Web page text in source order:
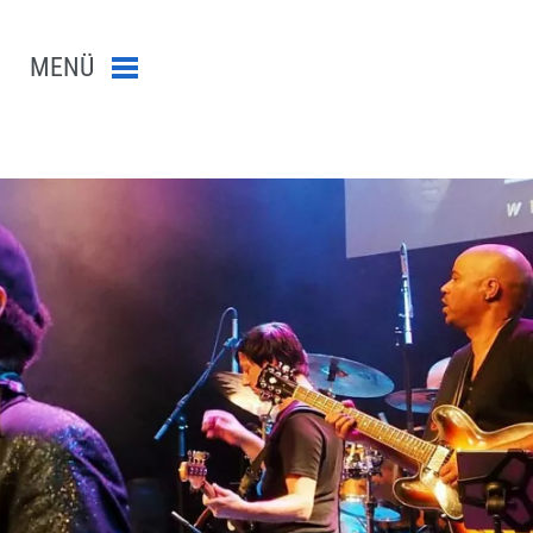
abschicken
MENÜ Menü schließen